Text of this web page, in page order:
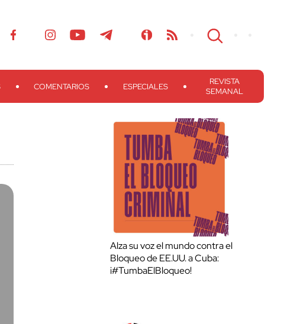
COMENTARIOS ESPECIALES
REVISTA
SEMANAL
Alza su voz el mundo contra el
Bloqueo de EE.UU. a Cuba:
¡#TumbaElBloqueo!